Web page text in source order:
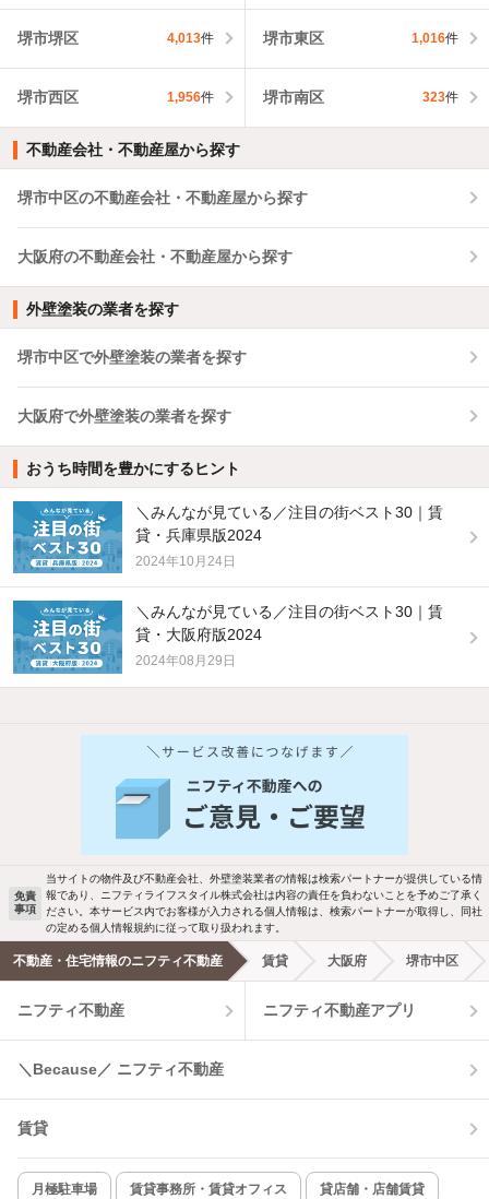
堺市堺区 4,013件 堺市東区 1,016件
堺市西区 1,956件 堺市南区 323件
不動産会社・不動産屋から探す
堺市中区の不動産会社・不動産屋から探す
大阪府の不動産会社・不動産屋から探す
外壁塗装の業者を探す
堺市中区で外壁塗装の業者を探す
大阪府で外壁塗装の業者を探す
おうち時間を豊かにするヒント
＼みんなが見ている／注目の街ベスト30｜賃
貸・兵庫県版2024
2024年10月24日
＼みんなが見ている／注目の街ベスト30｜賃
貸・大阪府版2024
2024年08月29日
他の人はこんな条件で絞り込んでいます！
バス・トイレ別 2階以上
駐車場あり ペット相談
洗濯機置場あり 独立洗面台
エアコンあり 都市ガス
温水洗浄便座 オートロック
コンロ2口以上
新着のみ インターネット無料
免責
事項
当サイトの物件及び不動産会社、外壁塗装業者の情報は検索パートナーが提供している情
報であり、ニフティライフスタイル株式会社は内容の責任を負わないことを予めご了承く
ださい。本サービス内でお客様が入力される個人情報は、検索パートナーが取得し、同社
の定める個人情報規約に従って取り扱われます。
不動産・住宅情報のニフティ不動産 賃貸 大阪府 堺市中区
ニフティ不動産 ニフティ不動産アプリ
＼Because／ ニフティ不動産
賃貸
月極駐車場 賃貸事務所・賃貸オフィス 貸店舗・店舗賃貸